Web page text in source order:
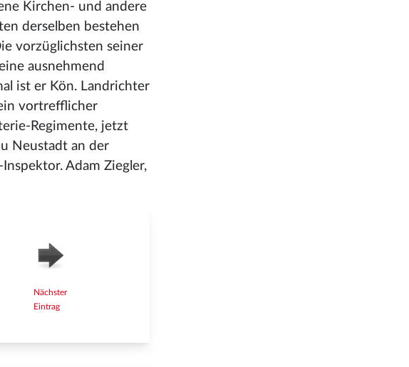
Kirchen- und andere
derselben bestehen
vorzüglichsten seiner
ausnehmend
ist er Kön. Landrichter
vortrefflicher
Regimente, jetzt
Neustadt an der
Adam Ziegler,
Nächster
Eintrag